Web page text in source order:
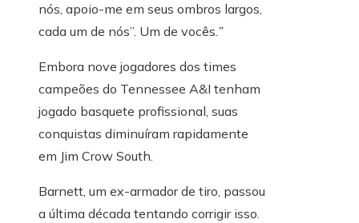
nós, apoio-me em seus ombros largos,
cada um de nós”. Um de vocês.”
Embora nove jogadores dos times
campeões do Tennessee A&I tenham
jogado basquete profissional, suas
conquistas diminuíram rapidamente
em Jim Crow South.
Barnett, um ex-armador de tiro, passou
a última década tentando corrigir isso.